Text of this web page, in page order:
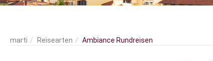
Reisearten Ambiance Rundreisen